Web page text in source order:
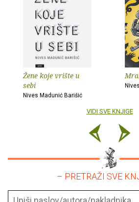
Žene koje vrište u
sebi
Nives Madunić Barišić
VIDI SVE KNJIGE
– PRETRAŽI SVE